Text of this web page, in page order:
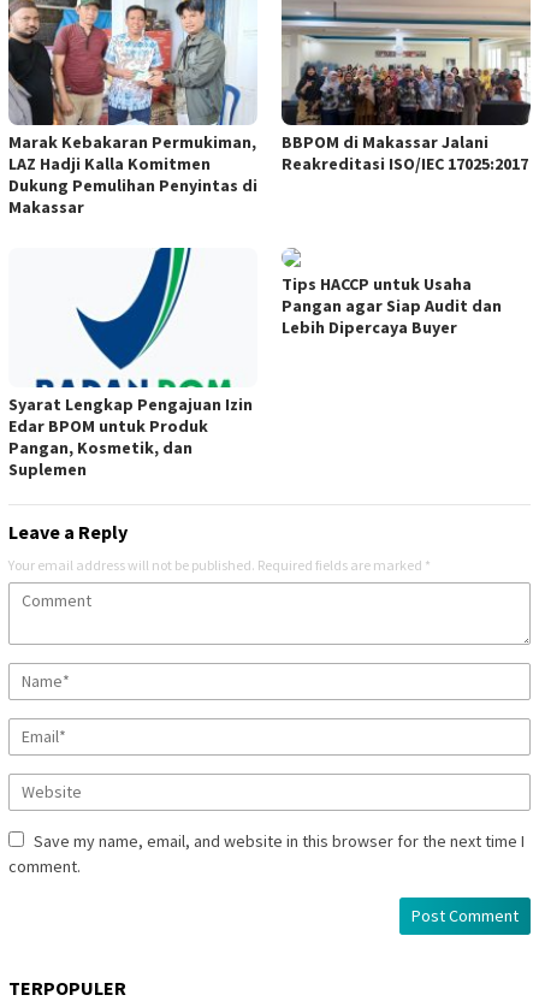
Marak Kebakaran Permukiman,
LAZ Hadji Kalla Komitmen
Dukung Pemulihan Penyintas di
Makassar
BBPOM di Makassar Jalani
Reakreditasi ISO/IEC 17025:2017
Syarat Lengkap Pengajuan Izin
Edar BPOM untuk Produk
Pangan, Kosmetik, dan
Suplemen
Tips HACCP untuk Usaha
Pangan agar Siap Audit dan
Lebih Dipercaya Buyer
Leave a Reply
Your email address will not be published. Required fields are marked *
Save my name, email, and website in this browser for the next time I
comment.
TERPOPULER